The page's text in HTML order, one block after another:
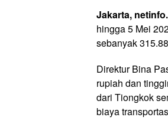
Jakarta,
hingga 5 Mei
sebanyak
Direktur Bina
rupiah dan
dari Tiongkok
biaya